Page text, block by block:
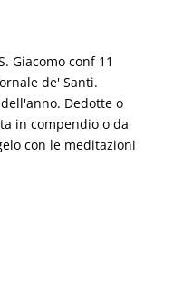
Giacomo conf 11
de' Santi.
Dedotte o
in compendio o da
con le meditazioni